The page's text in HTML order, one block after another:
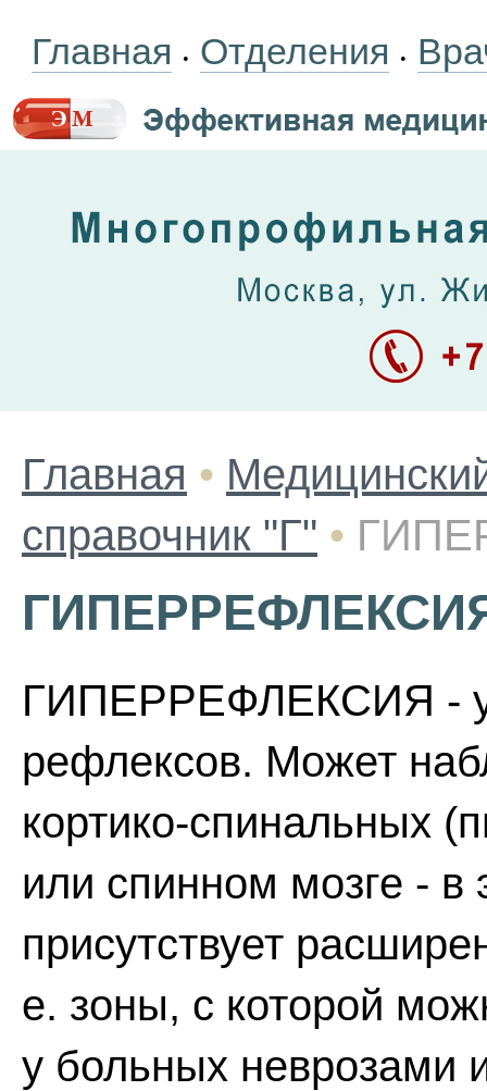
Главная • Отделения •
Главная •
справочник "Г" •
ГИПЕРРЕФЛЕКСИЯ -
рефлексов. Может
кортико-спинальных
или спинном мозге - в
присутствует
е. зоны, с которой
у больных неврозами